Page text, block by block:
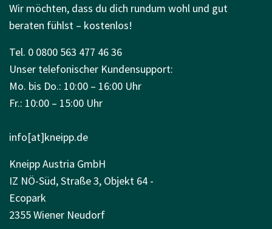
Wir möchten, dass du dich rundum wohl und gut
beraten fühlst – kostenlos!
Tel. 0 0800 563 477 46 36
Unser telefonischer Kundensupport:
Mo. bis Do.: 10:00 – 16:00 Uhr
Fr.: 10:00 – 15:00 Uhr
info[at]kneipp.de
Kneipp Austria GmbH
IZ NÖ-Süd, Straße 3, Objekt 64 -
Ecopark
2355 Wiener Neudorf